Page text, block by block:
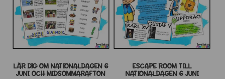
LÄR DIG OM NATIONALDAGEN 6
JUNI OCH MIDSOMMARAFTON
ESCAPE ROOM TILL
NATIONALDAGEN 6 JUNI